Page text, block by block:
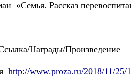
«Семья. Рассказ
Награды/Произведение
http://www.proza.ru/2018/11/25/